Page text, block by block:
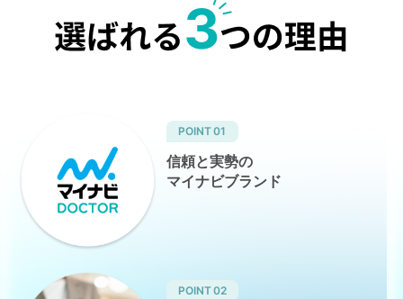
POINT01
信頼と実勢の
マイナビブランド
POINT02